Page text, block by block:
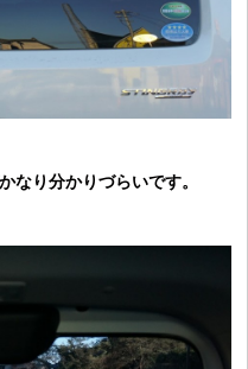
なり分かりづらいです。